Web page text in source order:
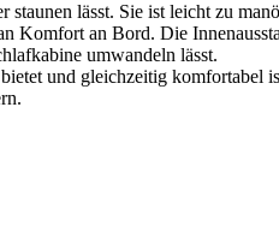
lässt. Sie ist leicht zu
Komfort an Bord. Die
umwandeln lässt.
und gleichzeitig